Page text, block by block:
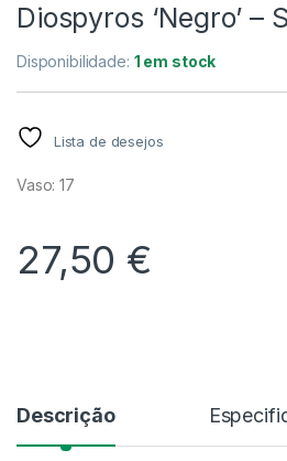
Diospyros ‘Negro’ –
Disponibilidade: 1 em stock
Lista de desejos
Vaso: 17
27,50 €
Descrição